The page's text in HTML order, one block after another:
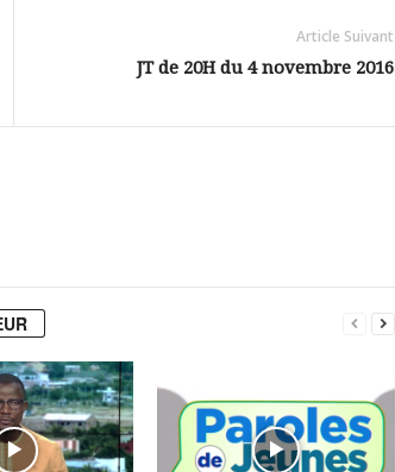
Article Suivant
JT de 20H du 4 novembre 2016